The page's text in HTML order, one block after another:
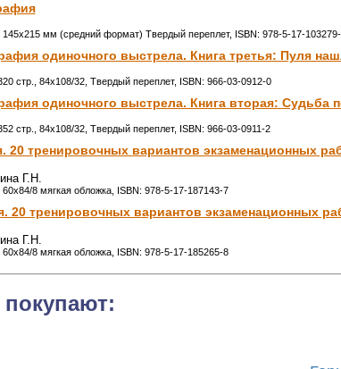
145х215 мм (средний формат) Твердый переплет, ISBN: 978-5-17-103279-
одиночного выстрела. Книга третья: Пуля
стр., 84x108/32, Твердый переплет, ISBN: 966-03-0912-0
одиночного выстрела. Книга вторая: Судьба
стр., 84x108/32, Твердый переплет, ISBN: 966-03-0911-2
20 тренировочных вариантов экзаменационных
Г.Н.
8 мягкая обложка, ISBN: 978-5-17-187143-7
20 тренировочных вариантов экзаменационных
Г.Н.
8 мягкая обложка, ISBN: 978-5-17-185265-8